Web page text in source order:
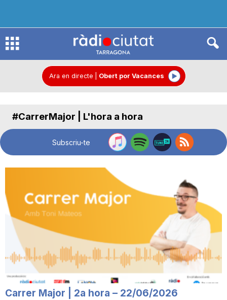
R
i
Ara en directe Obert por Vacances
#CarrerMajor | L'hora a hora
Subscriu-te
Carrer Major | 2a hora – 22/06/2026